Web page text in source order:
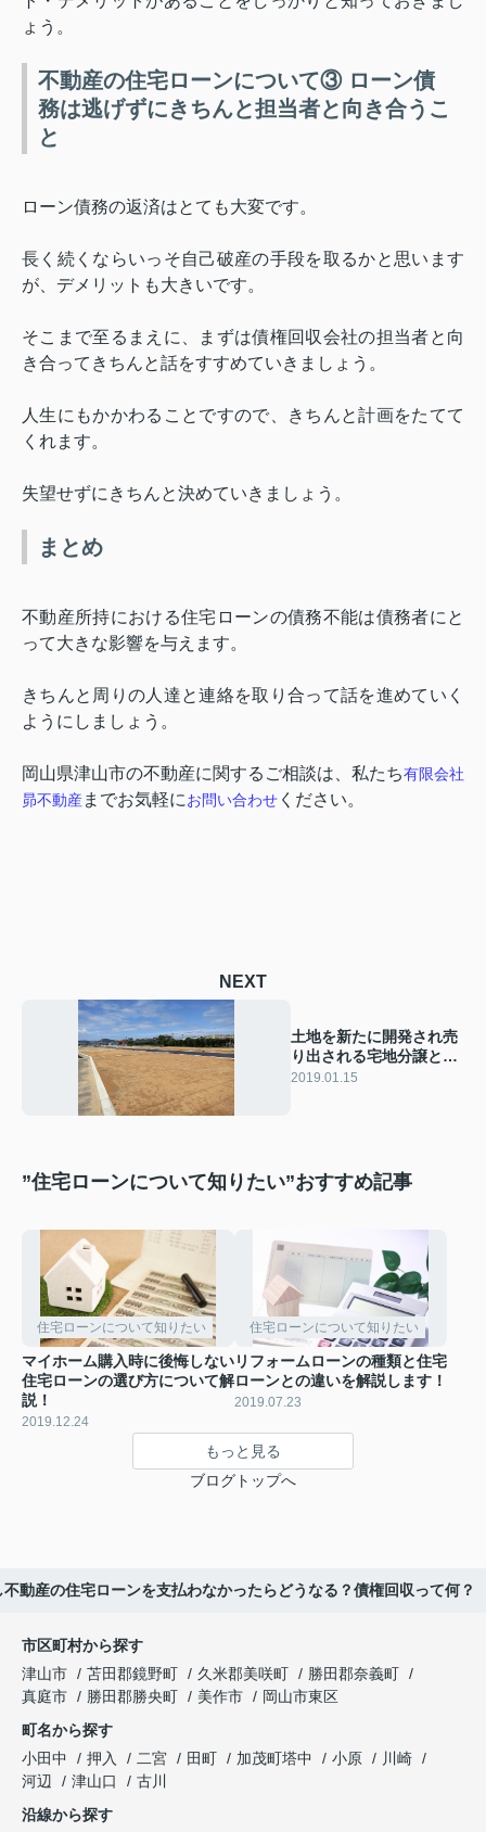
ょう。
不動産の住宅ローンについて③ ローン債
務は逃げずにきちんと担当者と向き合うこ
と
ローン債務の返済はとても大変です。
長く続くならいっそ自己破産の手段を取るかと思います
が、デメリットも大きいです。
そこまで至るまえに、まずは債権回収会社の担当者と向
き合ってきちんと話をすすめていきましょう。
人生にもかかわることですので、きちんと計画をたてて
くれます。
失望せずにきちんと決めていきましょう。
まとめ
不動産所持における住宅ローンの債務不能は債務者にと
って大きな影響を与えます。
きちんと周りの人達と連絡を取り合って話を進めていく
ようにしましょう。
岡山県津山市の不動産に関するご相談は、私たち有限会社
昴不動産までお気軽にお問い合わせ ください。
NEXT
土地を新たに開発され売
り出される宅地分譲と
は？
2019.01.15
”住宅ローンについて知りたい”おすすめ記事
住宅ローンについて知りたい
マイホーム購入時に後悔しない
住宅ローンの選び方について解
説！
2019.12.24
住宅ローンについて知りたい
リフォームローンの種類と住宅
ローンとの違いを解説します！
2019.07.23
もっと見る
ブログトップへ
不動産の住宅ローンを支払わなかったらどうなる？債権回収って何？
市区町村から探す
津山市
苫田郡鏡野町 久米郡美咲町
勝田郡奈義町
真庭市
勝田郡勝央町 美作市
岡山市東区
町名から探す
小田中
押入 二宮 田町 加茂町塔中 小原
川崎
河辺
津山口
古川
沿線から探す